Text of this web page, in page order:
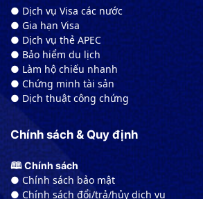
● Dịch vụ Visa các nước
● Gia hạn Visa
● Dịch vụ thẻ APEC
● Bảo hiểm du lịch
● Làm hộ chiếu nhanh
● Chứng minh tài sản
● Dịch thuật công chứng
Chính sách & Quy định
🕮 Chính sách
● Chính sách bảo mật
● Chính sách đổi/trả/hủy dịch vụ